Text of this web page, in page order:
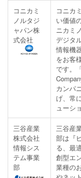
コニカミ
ノルタジ
ャパン株
式会社
コニカ
い価値
ニカミ
デジタ
情報機
をお客
です。
カンパ
げ、常
ューシ
三谷産業
株式会社
情報シス
テム事業
部
三谷産
部は『
る、最
創型エ
業種の